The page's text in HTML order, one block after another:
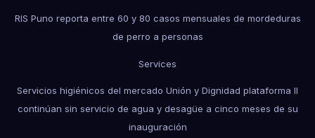
RIS Puno reporta entre 60 y 80 casos mensuales de mordeduras
de perro a personas
Services
Servicios higiénicos del mercado Unión y Dignidad plataforma II
continúan sin servicio de agua y desagüe a cinco meses de su
inauguración